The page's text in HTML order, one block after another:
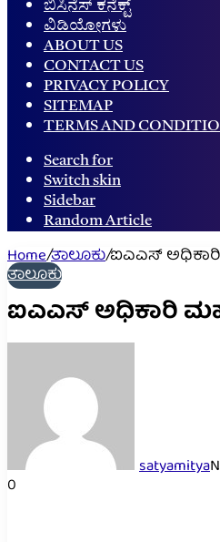
ಬಿಸಿನೆಸ್ ಕನೆಕ್ಟ್
ವಿಡಿಯೋಗಳು
ABOUT US
CONTACT US
PRIVACY POLICY
SITEMAP
TERMS AND
Search for
Switch skin
Sidebar
Random Article
Home/ತಾಲೂಕು/ಐಎಎಸ್ ಅಧಿಕಾರಿ
ತಾಲೂಕು
ಐಎಎಸ್ ಅಧಿಕಾರಿ
satyamitya
0